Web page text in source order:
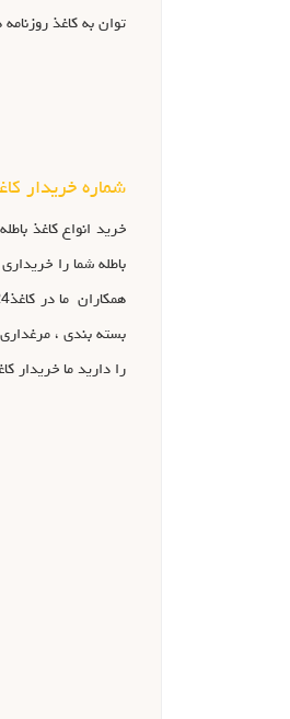
توان به کاغذ
شماره خریدار
باطله شما را
بسته بندی ،
را دارید ما خریدار